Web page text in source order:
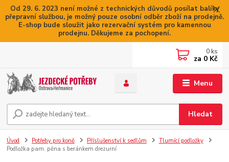
Od 29. 6. 2023 není možné z technických důvodů posílat balíky
přepravní službou, je možný pouze osobní odběr zboží na prodejně.
E-shop bude sloužit jako rezervační systém pro kamennou
prodejnu. Děkujeme za pochopení.
Menu
Hledat
0 ks
za 0 Kč
Úvod Potřeby pro koně Příslušenství k sedlům
Tlumící podložky
Podložka pam. pěna s beránkem drezurní